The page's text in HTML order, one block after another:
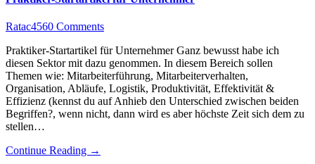
Ratac4560 Comments
Praktiker-Startartikel für Unternehmer Ganz bewusst habe ich
diesen Sektor mit dazu genommen. In diesem Bereich sollen
Themen wie: Mitarbeiterführung, Mitarbeiterverhalten,
Organisation, Abläufe, Logistik, Produktivität, Effektivität &
Effizienz (kennst du auf Anhieb den Unterschied zwischen beiden
Begriffen?, wenn nicht, dann wird es aber höchste Zeit sich dem zu
stellen…
Continue Reading →